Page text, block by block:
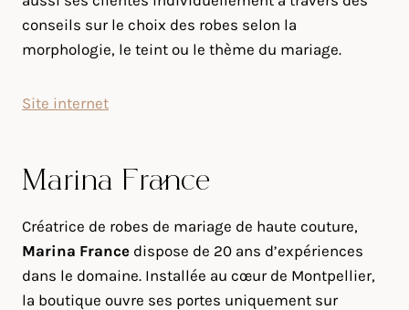
conseils sur le choix des robes selon la
morphologie, le teint ou le thème du mariage.
Site internet
Marina France
Créatrice de robes de mariage de haute couture,
Marina France dispose de 20 ans d’expériences
dans le domaine. Installée au cœur de Montpellier,
la boutique ouvre ses portes uniquement sur